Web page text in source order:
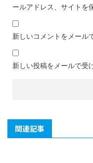
ールアドレス、サイトを
新しいコメントをメール
新しい投稿をメールで受
関連記事